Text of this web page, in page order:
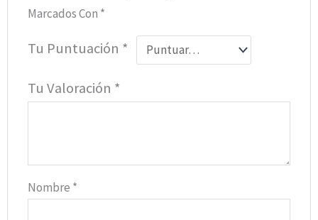
Marcados Con *
Tu Puntuación *
Tu Valoración *
Nombre *